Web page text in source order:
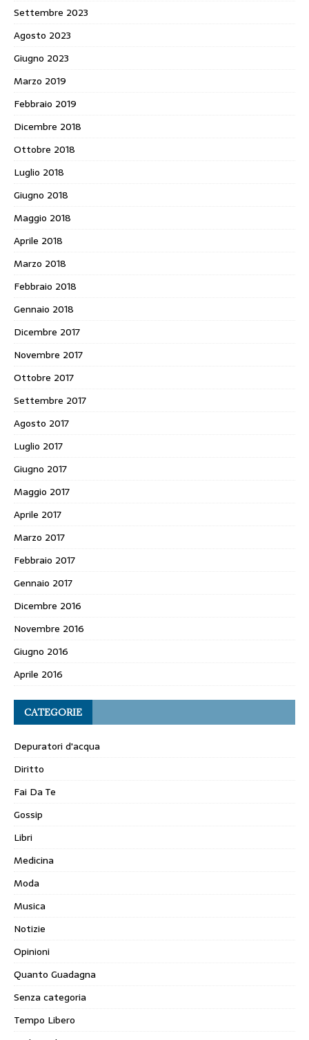
Settembre 2023
Agosto 2023
Giugno 2023
Marzo 2019
Febbraio 2019
Dicembre 2018
Ottobre 2018
Luglio 2018
Giugno 2018
Maggio 2018
Aprile 2018
Marzo 2018
Febbraio 2018
Gennaio 2018
Dicembre 2017
Novembre 2017
Ottobre 2017
Settembre 2017
Agosto 2017
Luglio 2017
Giugno 2017
Maggio 2017
Aprile 2017
Marzo 2017
Febbraio 2017
Gennaio 2017
Dicembre 2016
Novembre 2016
Giugno 2016
Aprile 2016
CATEGORIE
Depuratori d'acqua
Diritto
Fai Da Te
Gossip
Libri
Medicina
Moda
Musica
Notizie
Opinioni
Quanto Guadagna
Senza categoria
Tempo Libero